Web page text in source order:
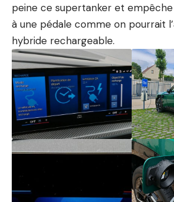
peine ce supertanker et
à une pédale comme on pourrait
hybride rechargeable.